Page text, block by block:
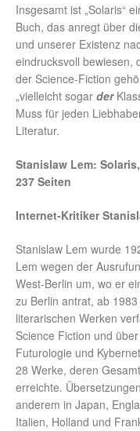
Insgesamt ist „Solaris“
Buch, das anregt über
und unserer Existenz
eindrucksvoll bewiesen,
der Science-Fiction
„vielleicht sogar der
Muss für jeden
Literatur.
Stanislaw Lem:
237 Seiten
Internet-Kritiker
Stanislaw Lem wurde
Lem wegen der
West-Berlin um, wo er
zu Berlin antrat, ab
literarischen Werken
Science Fiction und
Futurologie und
28 Werke, deren
erreichte.
anderem in Japan,
Italien, Holland und